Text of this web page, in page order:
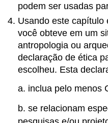
podem ser usadas
Usando este capítulo
você obteve em um
antropologia ou
declaração de ética
escolheu. Esta
a. inclua pelo menos
b. se relacionam